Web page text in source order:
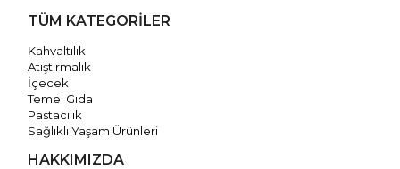
TÜM KATEGORİLER
Kahvaltılık
Atıştırmalık
İçecek
Temel Gıda
Pastacılık
Sağlıklı Yaşam Ürünleri
HAKKIMIZDA